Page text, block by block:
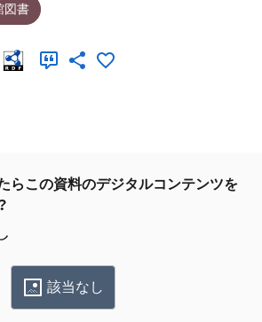
図書
らこの資料のデジタルコンテンツを
該当なし